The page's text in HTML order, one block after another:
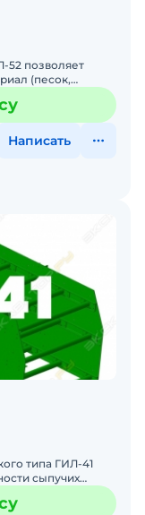
52 позволяет
(песок,
150 мм на три
Написать
типа ГИЛ-41
сыпучих
горные